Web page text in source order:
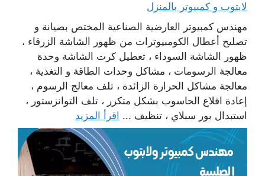
لابتوب و كمبيوتر بالمنزل
مهندس كمبيوتر العارضية الصناعية المختص بصيانة و
تصليح أعطال الكومبيوترات من ظهور الشاشة الزرقاء ،
ظهور الشاشة السوداء ، تعطيل كرت الشاشة وحدة
معالجة الرسومات ، مشاكل وحدات الطاقة و التغذية ،
معالجة مشاكل الحرارة الزائدة ، تلف معالج الرسوم ،
إعادة اقلاع الحاسوب بشكل متكرر ، تلف التوانزستور ،
استبدال بور سبلاي ، تنظيف ... اقرأ المزيد